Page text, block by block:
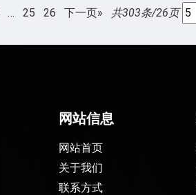
… 25 26 下一页» 共303条/26页
网站信息
网站首页
关于我们
联系方式